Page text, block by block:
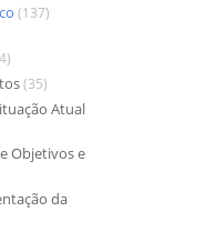
(137)
(35)
Atual
Objetivos e
da